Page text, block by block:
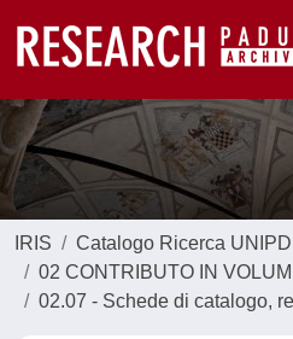
IRIS
Catalogo Ricerca UNIPD
02 CONTRIBUTO IN
02.07 - Schede di catalogo,